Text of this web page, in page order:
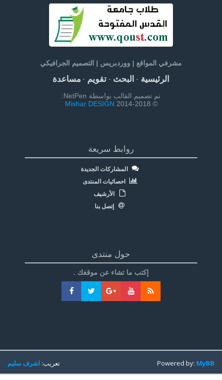
مشرفي المواقع | ووردبريس | التصميم الجرافيكي
الرئيسية· البحث· تقويم· مساعدة
تم تصميم القالب بواسطة NetPen:
© 2014-2018
Mishar DESIGN
روابط سريعة
المشاركات الجديدة
احصائيات المنتدى
الأرشيف
إتصل بنا
حول منتدى
إكتب ما تشاء عن موقغك .
تعريب:اشرف سليم Powered by:MyBB